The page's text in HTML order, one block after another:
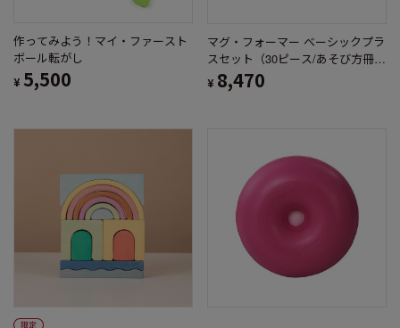
作ってみよう！マイ・ファースト
ボール転がし
¥ 5,500
マグ・フォーマー ベーシックプラ
スセット（30ピース/あそび方冊子
付き）
¥ 8,470